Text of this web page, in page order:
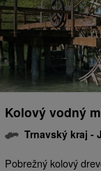
Kolový vodný
Trnavský kraj -
Pobrežný kolový